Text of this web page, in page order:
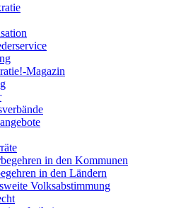
Magazin
in den Kommunen
in den Ländern
Volksabstimmung